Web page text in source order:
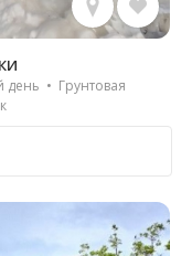
• Грунтовая